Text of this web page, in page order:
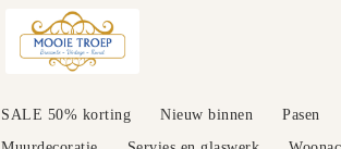
door
naar
SALE 50% korting Nieuw binnen
Pasen